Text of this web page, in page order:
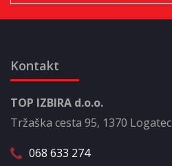
Kontakt
TOP IZBIRA d.o.o.
Tržaška cesta 95, 1370 Logatec
068 633 274